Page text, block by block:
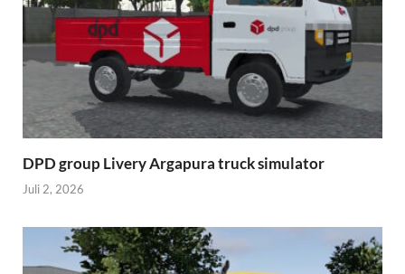
DPD group Livery Argapura truck simulator
Juli 2, 2026